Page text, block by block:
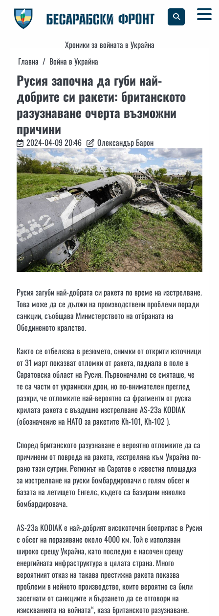
content
Хроники за войната в Украйна
Главна
Война в Украйна
Русия започна да губи най-
добрите си ракети: британското
разузнаване очерта възможни
причини
2024-04-09 20:46 Олександър Барон
Русия загуби най-добрата си ракета по време на изстрелване.
Това може да се дължи на производствени проблеми поради
санкции, съобщава Министерството на отбраната на
Обединеното кралство.
Както се отбелязва в резюмето, снимки от открити източници
от 31 март показват отломки от ракета, паднала в поле в
Саратовска област на Русия. Първоначално се смяташе, че
те са части от украински дрон, но по-внимателен преглед
разкри, че отломките най-вероятно са фрагменти от руска
крилата ракета с въздушно изстрелване AS-23a KODIAK
(обозначение на НАТО за ракетите Kh-101, Kh-102 ).
Според британското разузнаване е вероятно отломките да са
причинени от повреда на ракета, изстреляна към Украйна по-
рано тази сутрин. Регионът на Саратов е известна площадка
за изстрелване на руски бомбардировачи с голям обсег и
базата на летището Енгелс, където са базирани няколко
бомбардировача.
AS-23a KODIAK е най-добрият високоточен боеприпас в Русия
с обсег на поразяване около 4000 км. Той е използван
широко срещу Украйна, като последно е насочен срещу
енергийната инфраструктура в цялата страна. Много
вероятният отказ на такава престижна ракета показва
проблеми в нейното производство, които вероятно са били
засегнати от санкциите и бързането да се отговори на
изискванията на войната“, каза британското разузнаване.